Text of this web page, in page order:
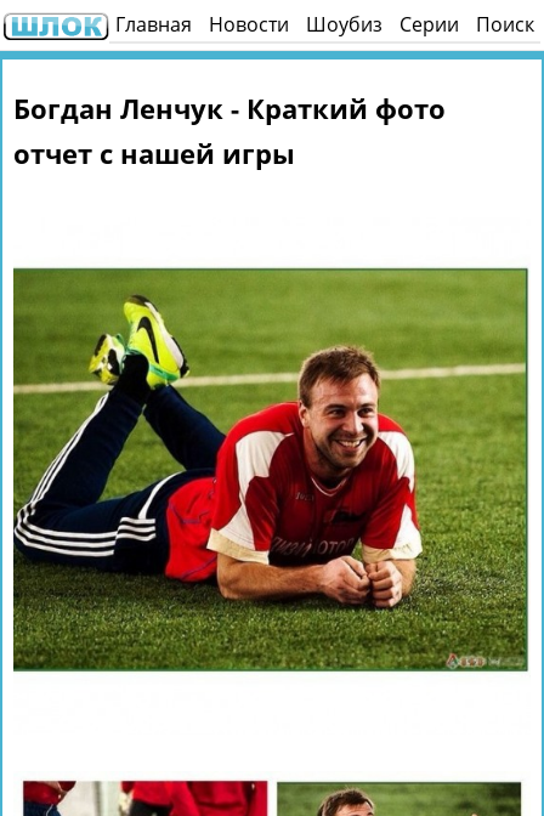
Главная Новости Шоубиз Серии Поиск
Богдан Ленчук - Краткий фото
отчет с нашей игры